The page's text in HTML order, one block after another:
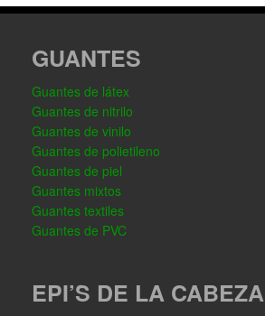
GUANTES
Guantes de látex
Guantes de nitrilo
Guantes de vinilo
Guantes de polietileno
Guantes de piel
Guantes mixtos
Guantes textiles
Guantes de PVC
EPI’S DE LA CABEZA